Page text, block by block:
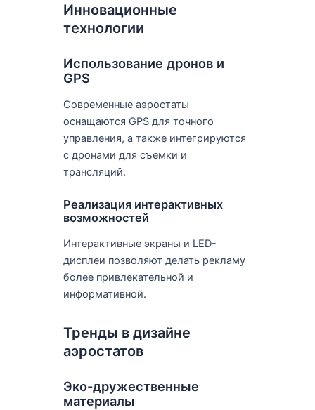
Инновационные
технологии
Использование дронов и
GPS
Современные аэростаты
оснащаются GPS для точного
управления, а также интегрируются
с дронами для съемки и
трансляций.
Реализация интерактивных
возможностей
Интерактивные экраны и LED-
дисплеи позволяют делать рекламу
более привлекательной и
информативной.
Тренды в дизайне
аэростатов
Эко-дружественные
материалы